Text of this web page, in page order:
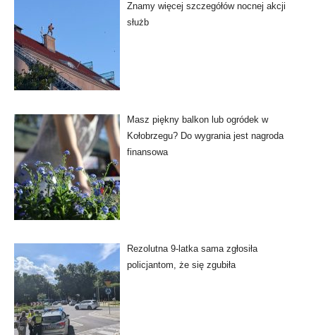
Znamy więcej szczegółów nocnej akcji
służb
Masz piękny balkon lub ogródek w
Kołobrzegu? Do wygrania jest nagroda
finansowa
Rezolutna 9-latka sama zgłosiła
policjantom, że się zgubiła